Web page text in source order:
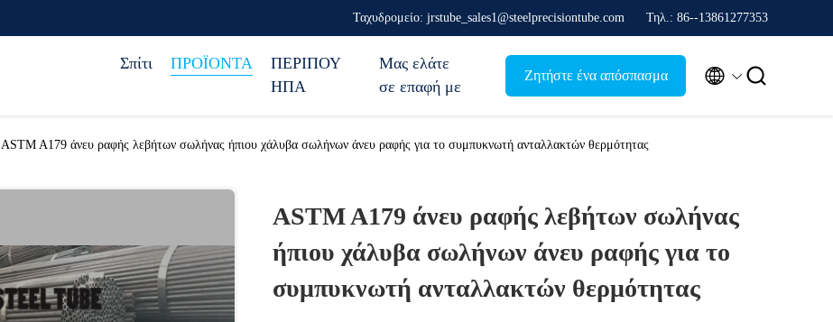
Ταχυδρομείο: jrstube_sales1@steelprecisiontube.com Τηλ.: 86--13861277353
Σπίτι ΠΡΟΪΟΝΤΑ
ΠΕΡΙΠΟΥ
ΗΠΑ
Μας ελάτε
σε επαφή με
Ζητήστε ένα απόσπασμα  
ASTM A179 άνευ ραφής λεβήτων σωλήνας ήπιου χάλυβα σωλήνων άνευ ραφής για το συμπυκνωτή ανταλλακτών θερμότητας
ASTM A179 άνευ ραφής λεβήτων σωλήνας
ήπιου χάλυβα σωλήνων άνευ ραφής για το
συμπυκνωτή ανταλλακτών θερμότητας